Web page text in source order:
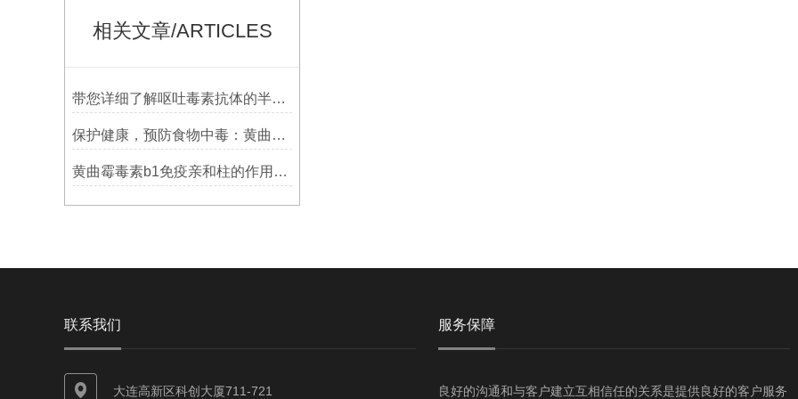
相关文章/ARTICLES
带您详细了解呕吐毒素抗体的半抗和全抗
保护健康，预防食物中毒：黄曲霉毒素B1免疫亲和柱的应用前景
黄曲霉毒素b1免疫亲和柱的作用以及测定原理优点介绍
联系我们
大连高新区科创大厦711-721
服务保障
良好的沟通和与客户建立互相信任的关系是提供良好的客户服务